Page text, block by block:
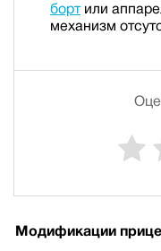
бортили
механизм
Модификации